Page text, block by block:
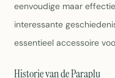
eenvoudige maar
interessante
essentieel accessoire
Historie van de Paraplu